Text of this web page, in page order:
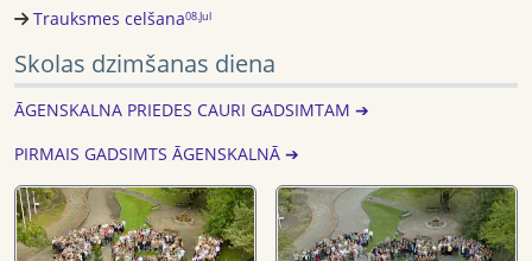
Trauksmes celšana08.Jul
Skolas dzimšanas diena
ĀGENSKALNA PRIEDES CAURI GADSIMTAM ➔
PIRMAIS GADSIMTS ĀGENSKALNĀ ➔